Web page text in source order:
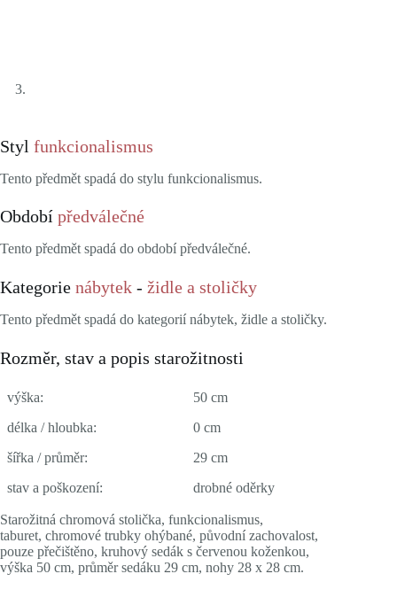
Styl funkcionalismus
Tento předmět spadá do stylu funkcionalismus.
Období předválečné
Tento předmět spadá do období předválečné.
Kategorie nábytek - židle a stoličky
Tento předmět spadá do kategorií nábytek, židle a stoličky.
Rozměr, stav a popis starožitnosti
výška:
50 cm
délka / hloubka:
0 cm
šířka / průměr:
29 cm
stav a poškození:
drobné oděrky
Starožitná chromová stolička, funkcionalismus,
taburet, chromové trubky ohýbané, původní zachovalost,
pouze přečištěno, kruhový sedák s červenou koženkou,
výška 50 cm, průměr sedáku 29 cm, nohy 28 x 28 cm.